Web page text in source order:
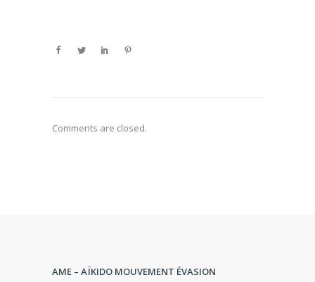
Comments are closed.
AME – AÏKIDO MOUVEMENT ÉVASION